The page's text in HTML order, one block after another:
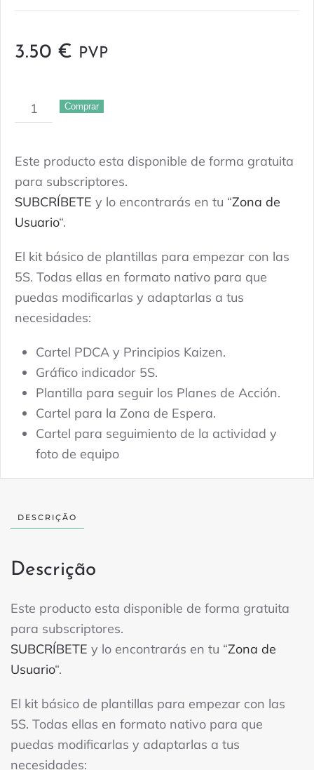
3.50 € PVP
5S.
Kit
inicio.
quantidade
Comprar
Este producto esta disponible de forma gratuita
para subscriptores.
SUBCRÍBETE y lo encontrarás en tu “Zona de
Usuario“.
El kit básico de plantillas para empezar con las
5S. Todas ellas en formato nativo para que
puedas modificarlas y adaptarlas a tus
necesidades:
Cartel PDCA y Principios Kaizen.
Gráfico indicador 5S.
Plantilla para seguir los Planes de Acción.
Cartel para la Zona de Espera.
Cartel para seguimiento de la actividad y
foto de equipo
DESCRIÇÃO
Descrição
Este producto esta disponible de forma gratuita
para subscriptores.
SUBCRÍBETE y lo encontrarás en tu “Zona de
Usuario“.
El kit básico de plantillas para empezar con las
5S. Todas ellas en formato nativo para que
puedas modificarlas y adaptarlas a tus
necesidades: